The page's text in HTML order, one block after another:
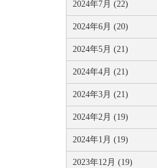
2024年7月 (22)
2024年6月 (20)
2024年5月 (21)
2024年4月 (21)
2024年3月 (21)
2024年2月 (19)
2024年1月 (19)
2023年12月 (19)